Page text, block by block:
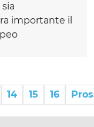
importante il
14 15 16